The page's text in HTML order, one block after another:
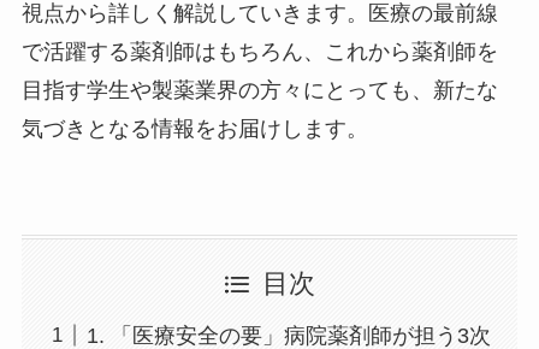
視点から詳しく解説していきます。医療の最前線
で活躍する薬剤師はもちろん、これから薬剤師を
目指す学生や製薬業界の方々にとっても、新たな
気づきとなる情報をお届けします。
目次
1. 「医療安全の要」病院薬剤師が担う3次